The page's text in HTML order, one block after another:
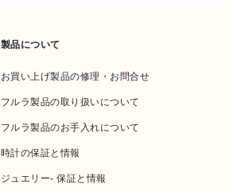
製品について
お買い上げ製品の修理・お問合せ
フルラ製品の取り扱いについて
フルラ製品のお手入れについて
時計の保証と情報
ジュエリー- 保証と情報